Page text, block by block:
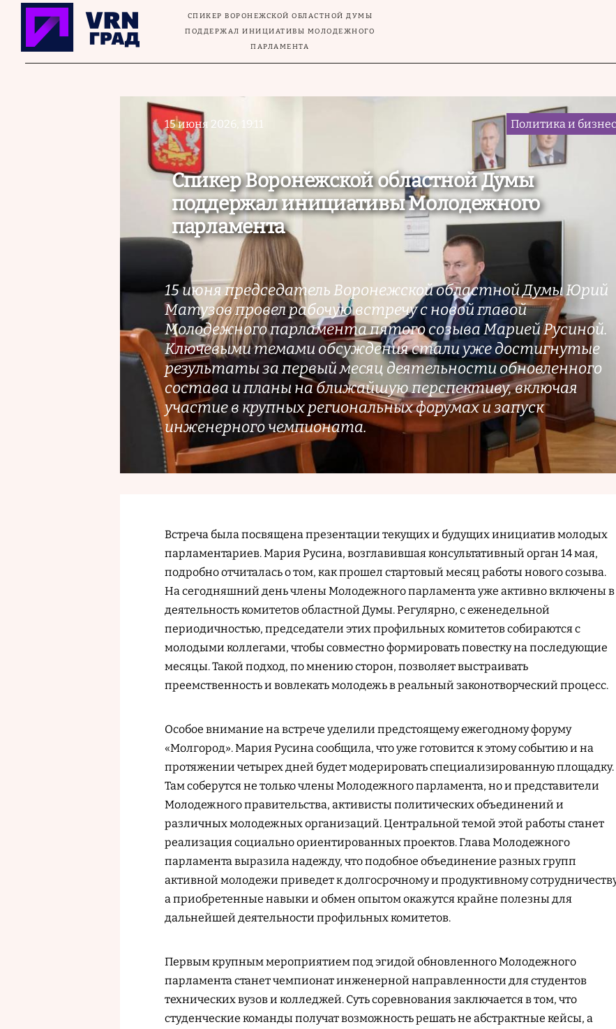
Перейти к основному содержаниюСПИКЕР ВОРОНЕЖСКОЙ ОБЛАСТНОЙ ДУМЫ
ПОДДЕРЖАЛ ИНИЦИАТИВЫ МОЛОДЕЖНОГО
ПАРЛАМЕНТА
15 июня 2026, 19:11 Политика и бизнес
Спикер Воронежской областной Думы
поддержал инициативы Молодежного
парламента
15 июня председатель Воронежской областной Думы Юрий
Матузов провел рабочую встречу с новой главой
Молодежного парламента пятого созыва Марией Русиной.
Ключевыми темами обсуждения стали уже достигнутые
результаты за первый месяц деятельности обновленного
состава и планы на ближайшую перспективу, включая
участие в крупных региональных форумах и запуск
инженерного чемпионата.
Встреча была посвящена презентации текущих и будущих инициатив молодых
парламентариев. Мария Русина, возглавившая консультативный орган 14 мая,
подробно отчиталась о том, как прошел стартовый месяц работы нового созыва.
На сегодняшний день члены Молодежного парламента уже активно включены в
деятельность комитетов областной Думы. Регулярно, с еженедельной
периодичностью, председатели этих профильных комитетов собираются с
молодыми коллегами, чтобы совместно формировать повестку на последующие
месяцы. Такой подход, по мнению сторон, позволяет выстраивать
преемственность и вовлекать молодежь в реальный законотворческий процесс.
Особое внимание на встрече уделили предстоящему ежегодному форуму
«Молгород». Мария Русина сообщила, что уже готовится к этому событию и на
протяжении четырех дней будет модерировать специализированную площадку.
Там соберутся не только члены Молодежного парламента, но и представители
Молодежного правительства, активисты политических объединений и
различных молодежных организаций. Центральной темой этой работы станет
реализация социально ориентированных проектов. Глава Молодежного
парламента выразила надежду, что подобное объединение разных групп
активной молодежи приведет к долгосрочному и продуктивному
а приобретенные навыки и обмен опытом окажутся крайне полезны для
дальнейшей деятельности профильных комитетов.
Первым крупным мероприятием под эгидой обновленного Молодежного
парламента станет чемпионат инженерной направленности для студентов
технических вузов и колледжей. Суть соревнования заключается в том, что
студенческие команды получат возможность решать не абстрактные кейсы, а